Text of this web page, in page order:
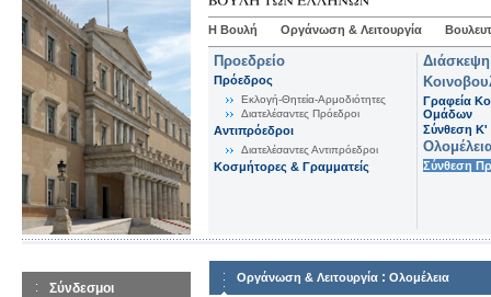
Η Βουλή Οργάνωση & Λειτουργία
Προεδρείο
Πρόεδρος
Εκλογή-Θητεία-Αρμοδιότητες
Διατελέσαντες Πρόεδροι
Αντιπρόεδροι
Διατελέσαντες Αντιπρόεδροι
Κοσμήτορες & Γραμματείς
Γραφεία
Ομάδων
Σύνθεση K'
Σύνθεση
Σύνδεσμοι
Οργάνωση & Λειτουργία : Ολομέλεια